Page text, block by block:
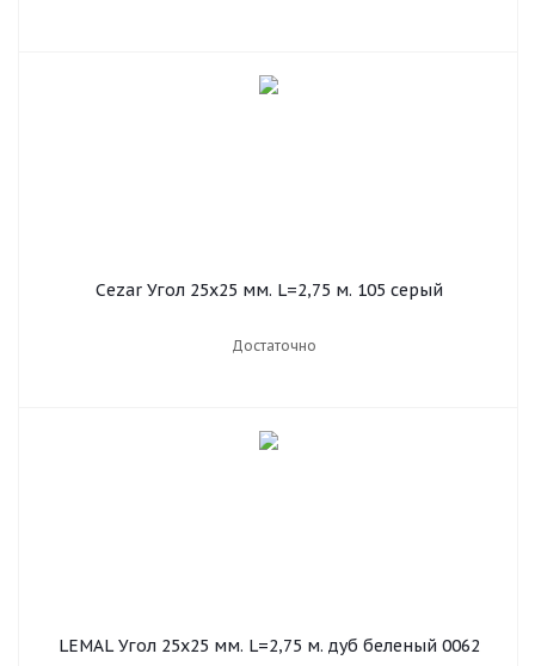
Cezar Угол 25х25 мм. L=2,75 м. 105 серый
Достаточно
LEMAL Угол 25х25 мм. L=2,75 м. дуб беленый 0062